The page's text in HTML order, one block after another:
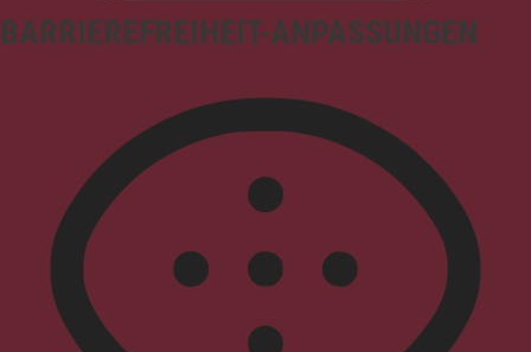
BARRIEREFREIHEIT-ANPASSUNGEN